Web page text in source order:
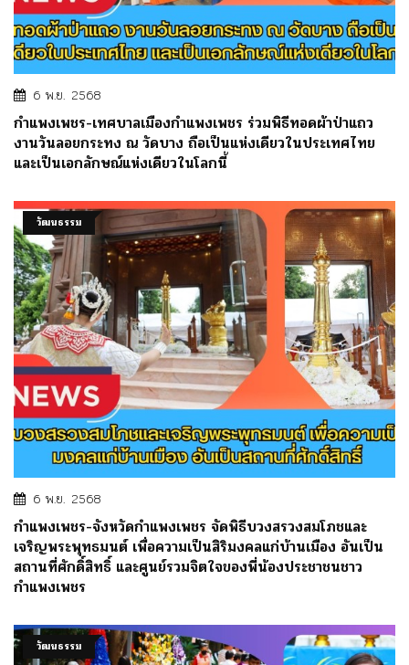
6 พ.ย. 2568
กำแพงเพชร-เทศบาลเมืองกำแพงเพชร ร่วมพิธีทอดผ้าป่าแถว
งานวันลอยกระทง ณ วัดบาง ถือเป็นแห่งเดียวในประเทศไทย
และเป็นเอกลักษณ์แห่งเดียวในโลกนี้
วัฒนธรรม
6 พ.ย. 2568
กำแพงเพชร-จังหวัดกำแพงเพชร จัดพิธีบวงสรวงสมโภชและ
เจริญพระพุทธมนต์ เพื่อความเป็นสิริมงคลแก่บ้านเมือง อันเป็น
สถานที่ศักดิ์สิทธิ์ และศูนย์รวมจิตใจของพี่น้องประชาชนชาว
กำแพงเพชร
วัฒนธรรม